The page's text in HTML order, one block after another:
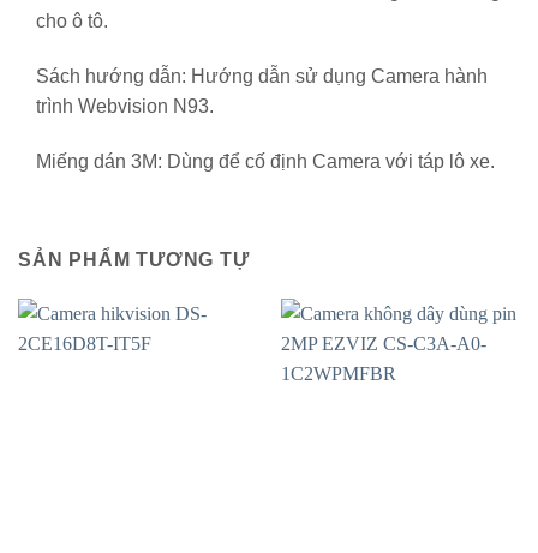
cho ô tô.
Sách hướng dẫn: Hướng dẫn sử dụng Camera hành
trình Webvision N93.
Miếng dán 3M: Dùng để cố định Camera với táp lô xe.
SẢN PHẨM TƯƠNG TỰ